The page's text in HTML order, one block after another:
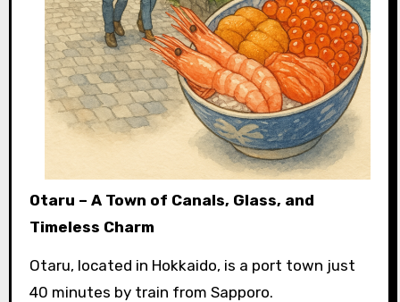
Otaru – A Town of Canals, Glass, and
Timeless Charm
Otaru, located in Hokkaido, is a port town just
40 minutes by train from Sapporo.